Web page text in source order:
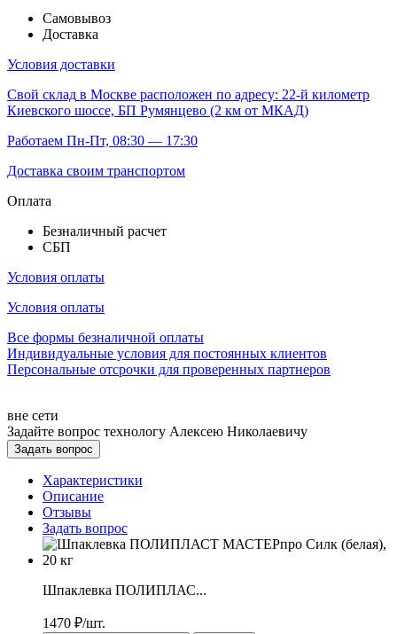
Самовывоз
Доставка
Условия доставки
Свой склад в Москве расположен по адресу: 22-й километр
Киевского шоссе, БП Румянцево (2 км от МКАД)
Работаем Пн-Пт, 08:30 — 17:30
Доставка своим транспортом
Оплата
Безналичный расчет
СБП
Условия оплаты
Условия оплаты
Все формы безналичной оплаты
Индивидуальные условия для постоянных клиентов
Персональные отсрочки для проверенных партнеров
вне сети
Задайте вопрос технологу Алексею Николаевичу
Задать вопрос
Характеристики
Описание
Отзывы
Задать вопрос
Шпаклевка ПОЛИПЛАС...
1470 ₽/шт.